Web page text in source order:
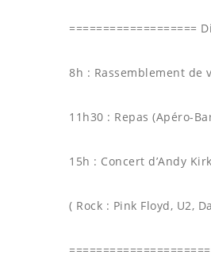
===================
8h : Rassemblement de
11h30 : Repas (Apéro-
15h : Concert d’Andy Kirk
( Rock : Pink Floyd, U2,